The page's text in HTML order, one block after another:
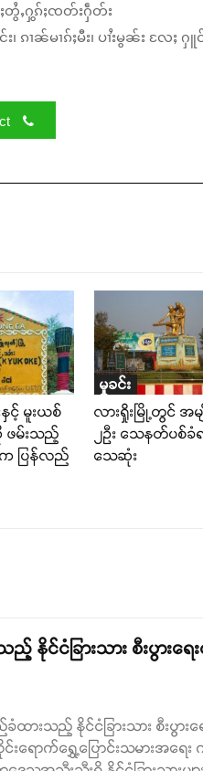
တွႆႇႁွၵ်ႈၸတ်းႁဵတ်း
ၵၢၼ်မၢၵ်ႈမီး၊ ပၢႆးမွၼ်း လႄႈ
င့် မူးယစ်
ဖမ်းသည့်
က ပြန်လည်
မှုခင်း
လားရှိုးမြို့တွင် အမ
၂ဦး သေနတ်ပစ်ခံရ
သေဆုံး
င်ငံခြားသား စီးပွားရေ
းသည့် နိုင်ငံခြားသား စီးပွားရေ
ရောက်ရွှေ့ပြောင်းသမားအရ